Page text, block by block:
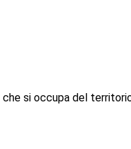
che si occupa del